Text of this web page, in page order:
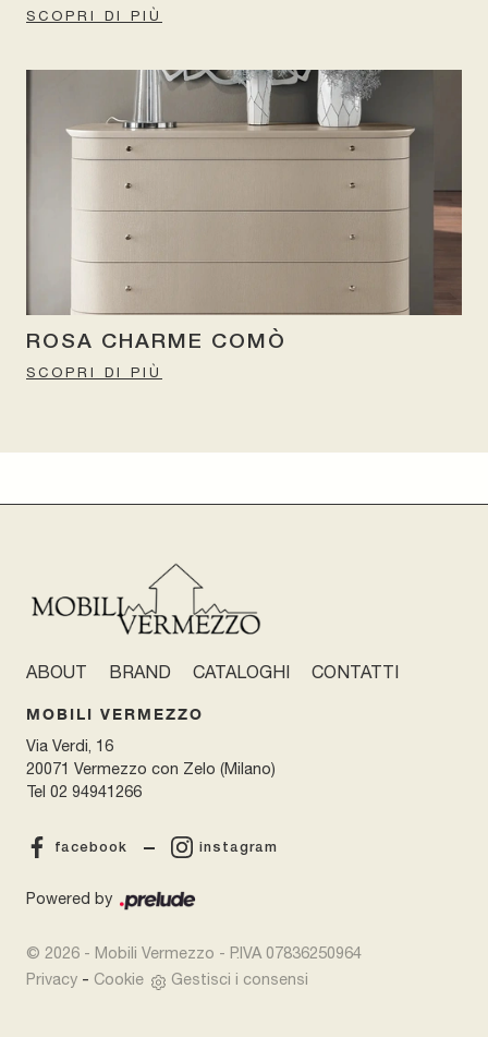
SCOPRI DI PIÙ
ROSA CHARME COMÒ
SCOPRI DI PIÙ
ABOUT BRAND CATALOGHI CONTATTI
MOBILI VERMEZZO
Via Verdi, 16
20071 Vermezzo con Zelo (Milano)
Tel 02 94941266
facebook instagram
Powered by
© 2026 - Mobili Vermezzo - P.IVA 07836250964
Privacy - Cookie Gestisci i consensi